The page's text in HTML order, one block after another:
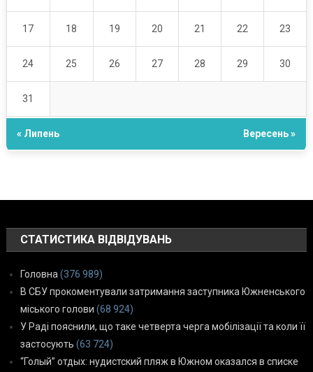
17 18 19 20 21 22 23
24 25 26 27 28 29 30
31
« Липень Вересень »
СТАТИСТИКА ВІДВІДУВАНЬ
Головна (376 989)
В СБУ прокоментували затримання заступника Южненського
міського голови (68 924)
У Раді пояснили, що таке четверта черга мобілізації та коли її
застосують (63 724)
“Голый” отдых: нудистский пляж в Южном оказался в списке